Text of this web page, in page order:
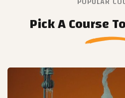
Pick A Course